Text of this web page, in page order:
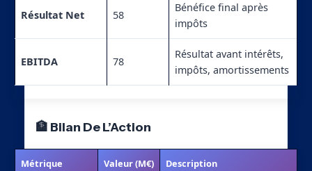
Résultat Net 58
Bénéfice final après
impôts
EBITDA 78
Résultat avant intérêts,
impôts, amortissements
🏦 Bilan De L’Action
Métrique Valeur (M€) Description